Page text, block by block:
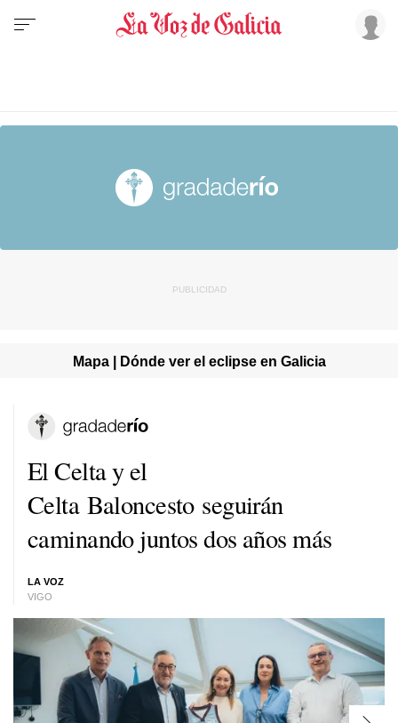
Mapa | Dónde ver el eclipse en Galicia
El Celta y el
Celta Baloncesto seguirán
caminando juntos dos años más
LA VOZ
VIGO